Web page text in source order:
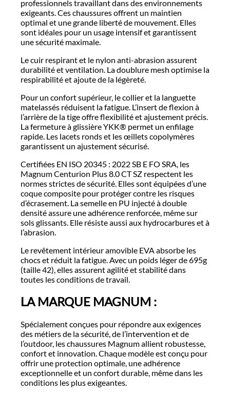
professionnels travaillant dans des environnements
exigeants. Ces chaussures offrent un maintien
optimal et une grande liberté de mouvement. Elles
sont idéales pour un usage intensif et garantissent
une sécurité maximale.
Le cuir respirant et le nylon anti-abrasion assurent
durabilité et ventilation. La doublure mesh optimise la
respirabilité et ajoute de la légèreté.
Pour un confort supérieur, le collier et la languette
matelassés réduisent la fatigue. L’insert de flexion à
l’arrière de la tige offre flexibilité et ajustement précis.
La fermeture à glissière YKK® permet un enfilage
rapide. Les lacets ronds et les œillets copolymères
garantissent un ajustement sécurisé.
Certifiées EN ISO 20345 : 2022 SB E FO SRA, les
Magnum Centurion Plus 8.0 CT SZ respectent les
normes strictes de sécurité. Elles sont équipées d’une
coque composite pour protéger contre les risques
d’écrasement. La semelle en PU injecté à double
densité assure une adhérence renforcée, même sur
sols glissants. Elle résiste aussi aux hydrocarbures et à
l’abrasion.
Le revêtement intérieur amovible EVA absorbe les
chocs et réduit la fatigue. Avec un poids léger de 695g
(taille 42), elles assurent agilité et stabilité dans
toutes les conditions de travail.
LA MARQUE MAGNUM :
Spécialement conçues pour répondre aux exigences
des métiers de la sécurité, de l’intervention et de
l’outdoor, les chaussures Magnum allient robustesse,
confort et innovation. Chaque modèle est conçu pour
offrir une protection optimale, une adhérence
exceptionnelle et un confort durable, même dans les
conditions les plus exigeantes.